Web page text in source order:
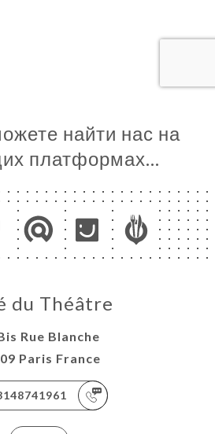
найти нас на
платформах…
du Théâtre
Rue Blanche
Paris France